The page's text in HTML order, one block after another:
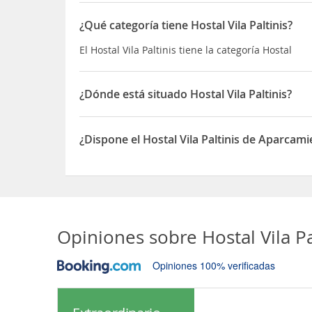
¿Qué categoría tiene Hostal Vila Paltinis?
El Hostal Vila Paltinis tiene la categoría Hostal
¿Dónde está situado Hostal Vila Paltinis?
El Hostal Vila Paltinis está situado en Paltinis
¿Dispone el Hostal Vila Paltinis de
Opiniones sobre Hostal Vila
Opiniones 100% verificadas